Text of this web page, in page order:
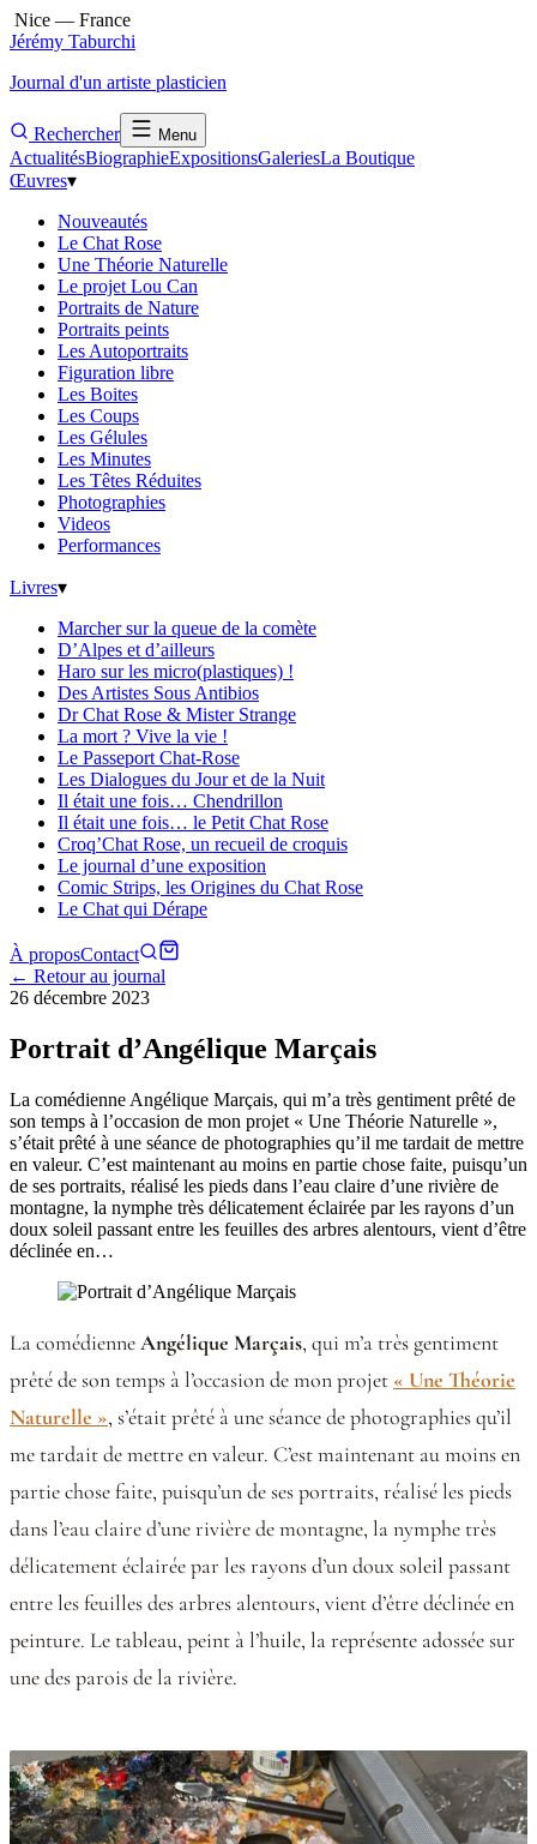
Nice — France
Jérémy Taburchi
Journal d'un artiste plasticien
Rechercher Menu
ActualitésBiographieExpositionsGaleriesLa Boutique
Œuvres▾
Nouveautés
Le Chat Rose
Une Théorie Naturelle
Le projet Lou Can
Portraits de Nature
Portraits peints
Les Autoportraits
Figuration libre
Les Boites
Les Coups
Les Gélules
Les Minutes
Les Têtes Réduites
Photographies
Videos
Performances
Livres▾
Marcher sur la queue de la comète
D’Alpes et d’ailleurs
Haro sur les micro(plastiques) !
Des Artistes Sous Antibios
Dr Chat Rose & Mister Strange
La mort ? Vive la vie !
Le Passeport Chat-Rose
Les Dialogues du Jour et de la Nuit
Il était une fois… Chendrillon
Il était une fois… le Petit Chat Rose
Croq’Chat Rose, un recueil de croquis
Le journal d’une exposition
Comic Strips, les Origines du Chat Rose
Le Chat qui Dérape
À proposContact
← Retour au journal
26 décembre 2023
Portrait d’Angélique Marçais
La comédienne Angélique Marçais, qui m’a très gentiment prêté de
son temps à l’occasion de mon projet « Une Théorie Naturelle »,
s’était prêté à une séance de photographies qu’il me tardait de mettre
en valeur. C’est maintenant au moins en partie chose faite, puisqu’un
de ses portraits, réalisé les pieds dans l’eau claire d’une rivière de
montagne, la nymphe très délicatement éclairée par les rayons d’un
doux soleil passant entre les feuilles des arbres alentours, vient d’être
déclinée en…
La comédienneAngélique Marçais, qui m’a très gentiment
prêté de son temps à l’occasion de mon projet « Une Théorie
Naturelle », s’était prêté à une séance de photographies qu’il
me tardait de mettre en valeur. C’est maintenant au moins en
partie chose faite, puisqu’un de ses portraits, réalisé les pieds
dans l’eau claire d’une rivière de montagne, la nymphe très
délicatement éclairée par les rayons d’un doux soleil passant
entre les feuilles des arbres alentours, vient d’être déclinée en
peinture. Le tableau, peint à l’huile, la représente adossée sur
une des parois de la rivière.